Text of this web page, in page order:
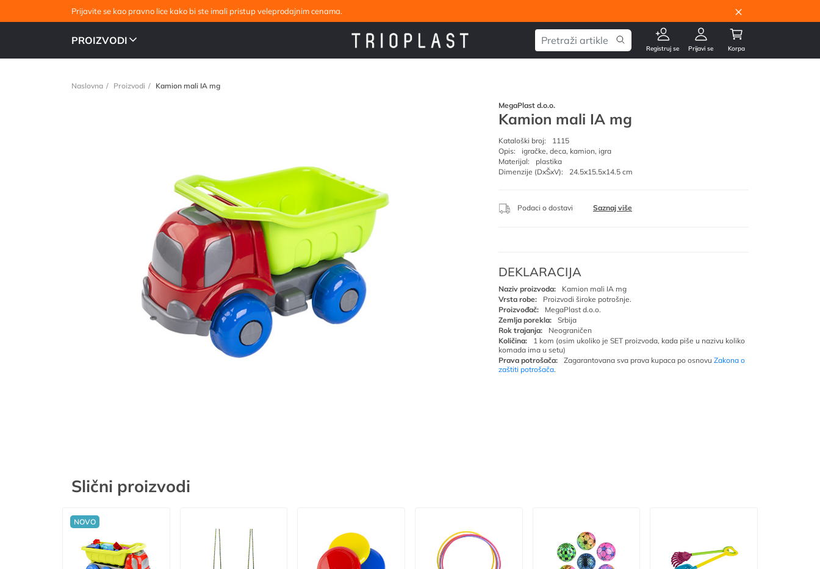
Prijavite se kao pravno lice kako bi ste imali pristup veleprodajnim cenama. ×
PROIZVODI
Registruj se Prijavi se Korpa
Naslovna Proizvodi Kamion mali IA mg
MegaPlast d.o.o.
Kamion mali IA mg
Kataloški broj:
1115
Opis:
igračke, deca, kamion, igra
Materijal:
plastika
Dimenzije (DxŠxV):
24.5x15.5x14.5 cm
Podaci o dostavi Saznaj više
DEKLARACIJA
Naziv proizvoda:
Kamion mali IA mg
Vrsta robe:
Proizvodi široke potrošnje.
Proizvođač:
MegaPlast d.o.o.
Zemlja porekla:
Srbija
Rok trajanja:
Neograničen
Količina:
1 kom (osim ukoliko je SET proizvoda, kada piše u nazivu koliko
komada ima u setu)
Prava potrošača:
Zagarantovana sva prava kupaca po osnovu Zakona o
zaštiti potrošača.
Slični proizvodi
NOVO